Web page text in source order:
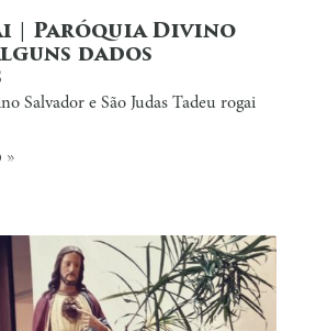
| Paróquia Divino
dados
Salvador e São Judas Tadeu rogai
»